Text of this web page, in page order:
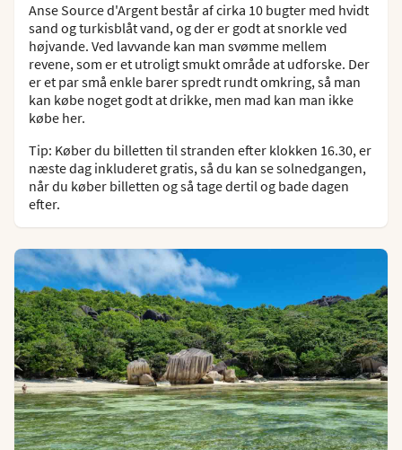
Anse Source d'Argent består af cirka 10 bugter med hvidt
sand og turkisblåt vand, og der er godt at snorkle ved
højvande. Ved lavvande kan man svømme mellem
revene, som er et utroligt smukt område at udforske. Der
er et par små enkle barer spredt rundt omkring, så man
kan købe noget godt at drikke, men mad kan man ikke
købe her.
Tip: Køber du billetten til stranden efter klokken 16.30, er
næste dag inkluderet gratis, så du kan se solnedgangen,
når du køber billetten og så tage dertil og bade dagen
efter.